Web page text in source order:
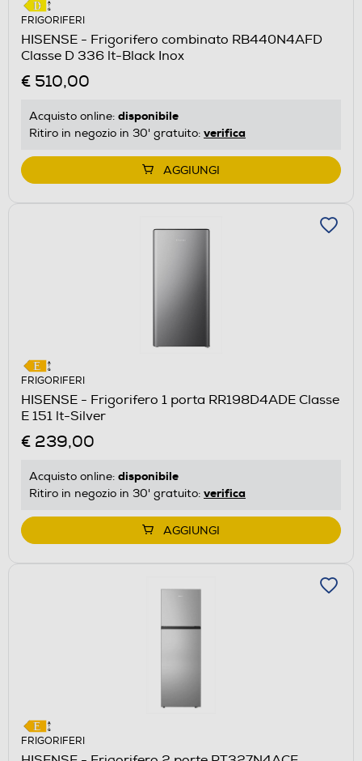
FRIGORIFERI
HISENSE - Frigorifero combinato RB440N4AFD
Classe D 336 lt-Black Inox
€ 510,00
Acquisto online: disponibile
Ritiro in negozio in 30' gratuito: verifica
AGGIUNGI
FRIGORIFERI
HISENSE - Frigorifero 1 porta RR198D4ADE Classe
E 151 lt-Silver
€ 239,00
Acquisto online: disponibile
Ritiro in negozio in 30' gratuito: verifica
AGGIUNGI
FRIGORIFERI